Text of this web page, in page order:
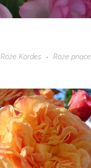
Róże Kordes Róże pnące